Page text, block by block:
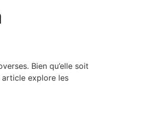
Bien qu’elle soit
article explore les